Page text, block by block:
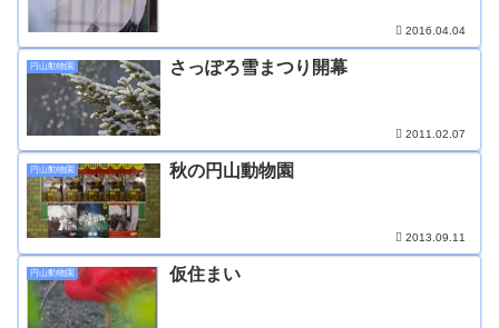
2016.04.04
円山動物園 さっぽろ雪まつり開幕
2011.02.07
円山動物園 秋の円山動物園
2013.09.11
円山動物園 仮住まい